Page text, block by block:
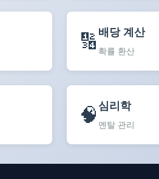
🔢 배당 계산
확률 환산
🧠 심리학
멘탈 관리